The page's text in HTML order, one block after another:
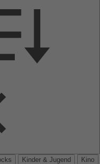
Kinder & Jugend
Kino